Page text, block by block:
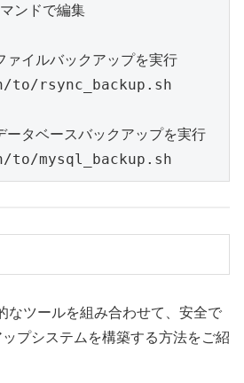
ドで編集
イルバックアップを実行
rsync_backup.sh
タベースバックアップを実行
mysql_backup.sh
なツールを組み合わせて、安全で
プシステムを構築する方法をご紹